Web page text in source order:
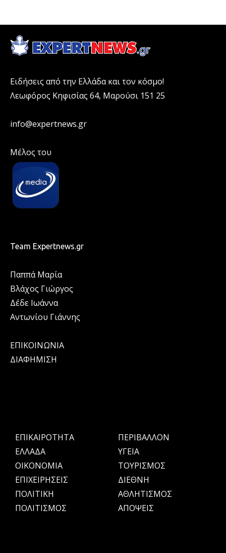
Ειδήσεις από την Ελλάδα και τον κόσμο!
Λεωφόρος Κηφισίας 64, Μαρούσι 151 25
info@expertnews.gr
Μέλος του
Team Expertnews.gr
Παππά Μαρία
Βλάχος Γιώργος
Δέδε Ιωάννα
Αντωνίου Γιάννης
ΕΠΙΚΟΙΝΩΝΙΑ
ΔΙΑΦΗΜΙΣΗ
ΕΠΙΚΑΙΡΟΤΗΤΑ
ΕΛΛΑΔΑ
OIKONOMIA
ΕΠΙΧΕΙΡΗΣΕΙΣ
ΠΟΛΙΤΙΚΗ
ΠΟΛΙΤΙΣΜΟΣ
ΠΕΡΙΒΑΛΛΟΝ
ΥΓΕΙΑ
ΤΟΥΡΙΣΜΟΣ
ΔΙΕΘΝΗ
ΑΘΛΗΤΙΣΜΟΣ
ΑΠΟΨΕΙΣ